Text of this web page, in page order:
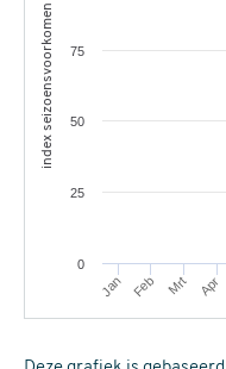
index seizoensvoorkomen
Jan Feb Mrt Apr
0
25
50
75